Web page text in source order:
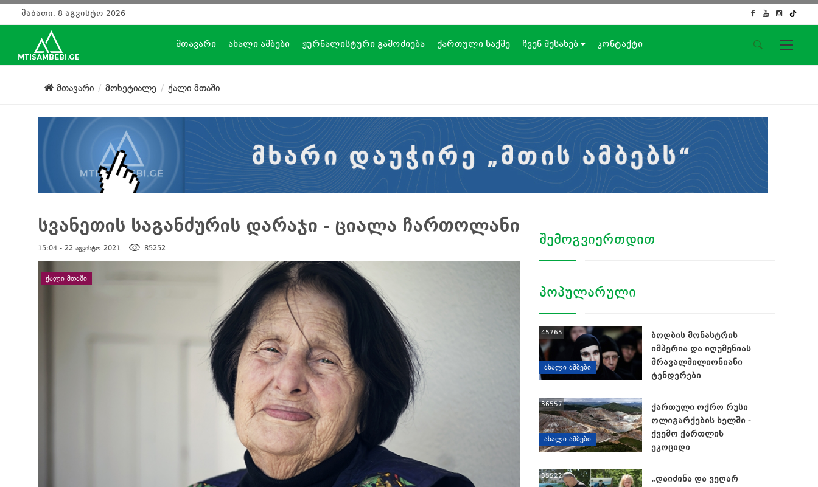
საიტის მენიუ
ჟურნალისტური გამოძიება
ქართული საქმე
ჩვენ შესახებ
კონტაქტი
შაბათი, 8 აგვისტო 2026
მთავარი ახალი ამბები ჟურნალისტური გამოძიება ქართული საქმე ჩვენ შესახებ კონტაქტი
მთავარი მოხეტიალე ქალი მთაში
სვანეთის საგანძურის დარაჯი - ციალა ჩართოლანი
15:04 - 22 აგვისტო 2021 85252
ᲥᲐᲚᲘ ᲛᲗᲐᲨᲘ
ᲨᲔᲛᲝᲒᲕᲘᲔᲠᲗᲓᲘᲗ
ᲞᲝᲞᲣᲚᲐᲠᲣᲚᲘ
ᲐᲮᲐᲚᲘ ᲐᲛᲑᲔᲑᲘ
45765
ბოდბის მონასტრის
იმპერია და იღუმენიას
მრავალმილიონიანი
ტენდერები
ᲐᲮᲐᲚᲘ ᲐᲛᲑᲔᲑᲘ
36557
ქართული ოქრო რუსი
ოლიგარქების ხელში -
ქვემო ქართლის
ეკოციდი
35522
„დაიძინა და ვეღარ